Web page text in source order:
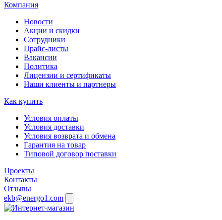
Компания
Новости
Акции и скидки
Сотрудники
Прайс-листы
Вакансии
Политика
Лицензии и сертификаты
Наши клиенты и партнеры
Как купить
Условия оплаты
Условия доставки
Условия возврата и обмена
Гарантия на товар
Типовой договор поставки
Проекты
Контакты
Отзывы
ekb@energo1.com